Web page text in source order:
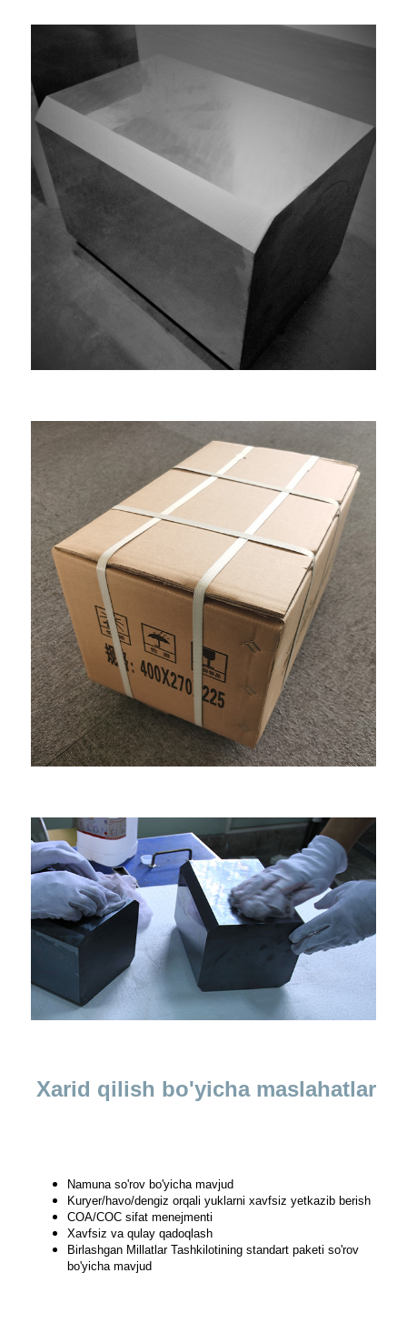
Xarid qilish bo'yicha maslahatlar
Namuna so'rov bo'yicha mavjud
Kuryer/havo/dengiz orqali yuklarni xavfsiz yetkazib berish
COA/COC sifat menejmenti
Xavfsiz va qulay qadoqlash
Birlashgan Millatlar Tashkilotining standart paketi so'rov
bo'yicha mavjud